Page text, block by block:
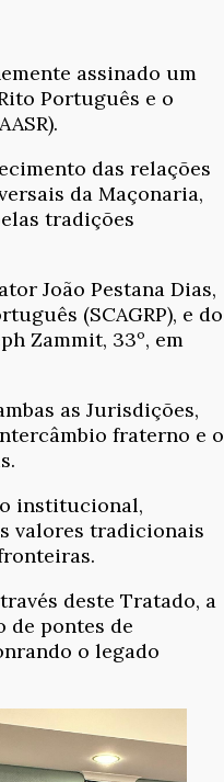
assinado um
Português e o
das relações
da Maçonaria,
tradições
João Pestana Dias,
(SCAGRP), e do
Zammit, 33º, em
as Jurisdições,
fraterno e o
institucional,
valores tradicionais
deste Tratado, a
de pontes de
o legado